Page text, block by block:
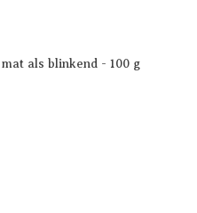
als blinkend - 100 g